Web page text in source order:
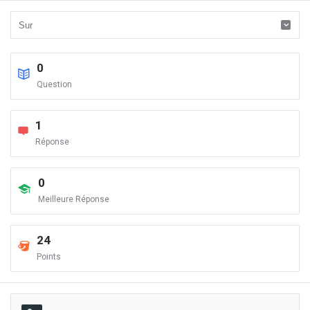
0
Question
1
Réponse
0
Meilleure Réponse
24
Points